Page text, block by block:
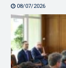
08/07/2026